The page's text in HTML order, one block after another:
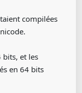
compilées
bits, et les
en 64 bits